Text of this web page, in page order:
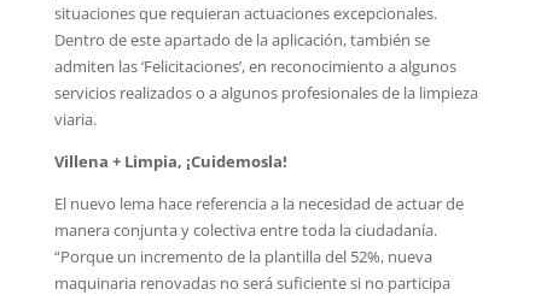
situaciones que requieran actuaciones excepcionales.
Dentro de este apartado de la aplicación, también se
admiten las ‘Felicitaciones’, en reconocimiento a algunos
servicios realizados o a algunos profesionales de la limpieza
viaria.
Villena + Limpia, ¡Cuidemosla!
El nuevo lema hace referencia a la necesidad de actuar de
manera conjunta y colectiva entre toda la ciudadanía.
“Porque un incremento de la plantilla del 52%, nueva
maquinaria renovadas no será suficiente si no participa